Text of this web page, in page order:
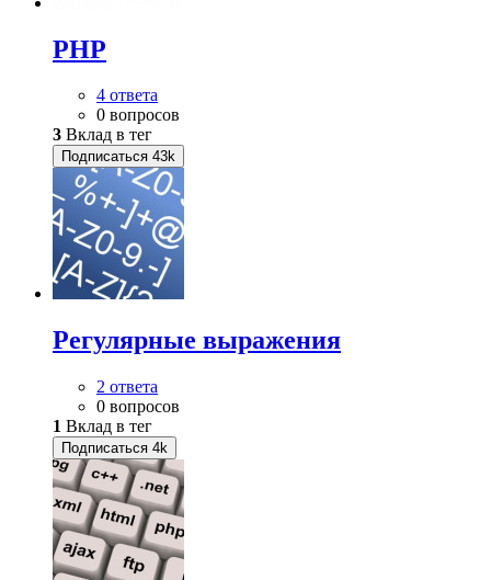
PHP
4 ответа
0 вопросов
3 Вклад в тег
Подписаться 43k
Регулярные выражения
2 ответа
0 вопросов
1 Вклад в тег
Подписаться 4k